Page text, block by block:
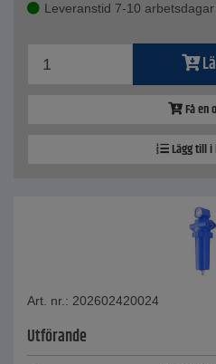
Leveranstid 7-10 arbetsdagar
Få en
Lägg till i
Art. nr.: 202602420024
Utförande